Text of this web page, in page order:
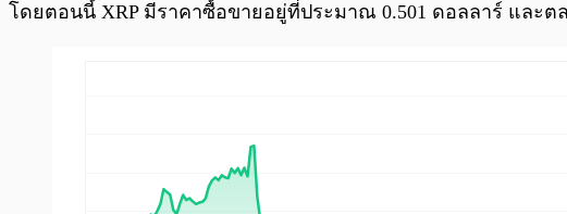
โดยตอนนี้ XRP มีราคาซื้อขายอยู่ที่ประมาณ 0.501 ดอลลาร์ และต